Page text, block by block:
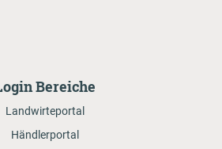
Bereiche
Landwirteportal
Händlerportal